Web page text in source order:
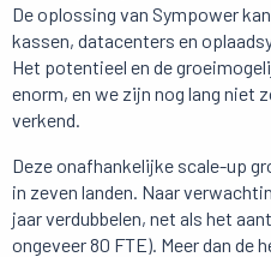
De oplossing van Sympower
kassen, datacenters en
Het potentieel en de
enorm, en we zijn nog lang niet
verkend.
Deze onafhankelijke scale-up
in zeven landen. Naar
jaar verdubbelen, net als het
ongeveer 80 FTE). Meer dan de